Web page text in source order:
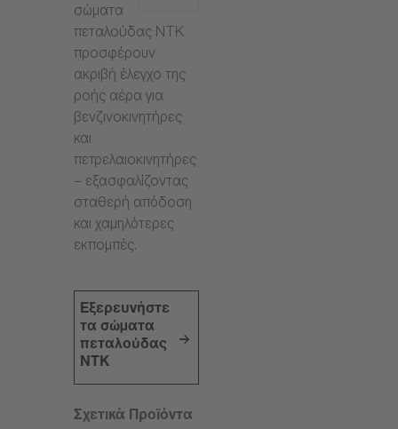
σώματα
πεταλούδας NTK
προσφέρουν
ακριβή έλεγχο της
ροής αέρα για
βενζινοκινητήρες
και
πετρελαιοκινητήρες
– εξασφαλίζοντας
σταθερή απόδοση
και χαμηλότερες
εκπομπές.
Εξερευνήστε
τα σώματα
πεταλούδας
NTK
Σχετικά Προϊόντα